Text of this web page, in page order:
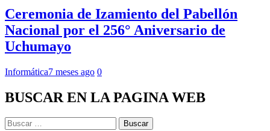
Ceremonia de Izamiento del Pabellón
Nacional por el 256° Aniversario de
Uchumayo
Informática7 meses ago 0
BUSCAR EN LA PAGINA WEB
Buscar: